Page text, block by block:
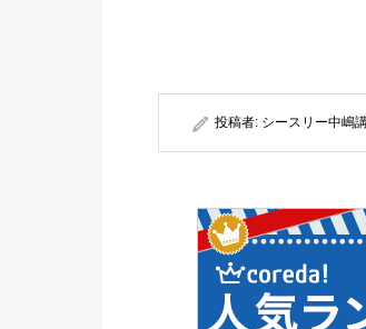
投稿者: シースリー中嶋